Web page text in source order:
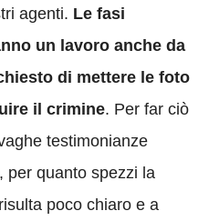
agenti. Le fasi
un lavoro anche da
di mettere le foto
il crimine. Per far ciò
testimonianze
per quanto spezzi la
poco chiaro e a